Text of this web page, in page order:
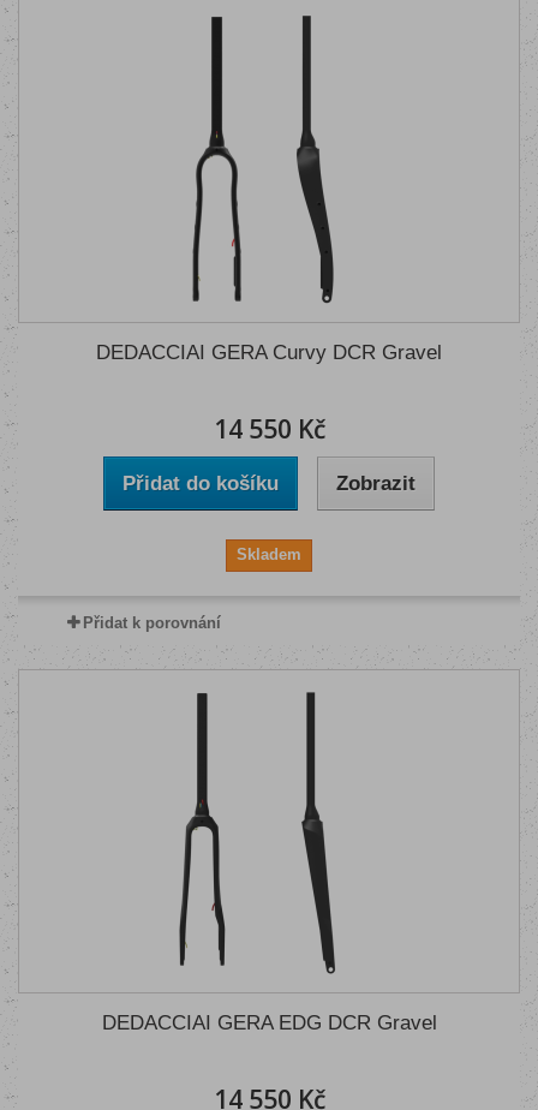
DEDACCIAI GERA Curvy DCR Gravel
14 550 Kč
Přidat do košíku Zobrazit
Skladem
Přidat k porovnání
DEDACCIAI GERA EDG DCR Gravel
14 550 Kč